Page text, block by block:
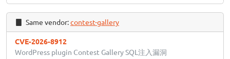
Same vendor:contest-gallery
CVE-2026-8912
WordPress plugin Contest Gallery SQL注入漏洞